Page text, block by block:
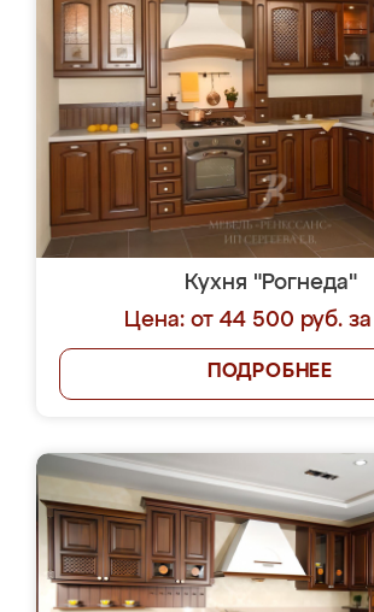
Кухня "Рогнеда"
Цена: от 44 500 руб.
ПОДРОБНЕЕ